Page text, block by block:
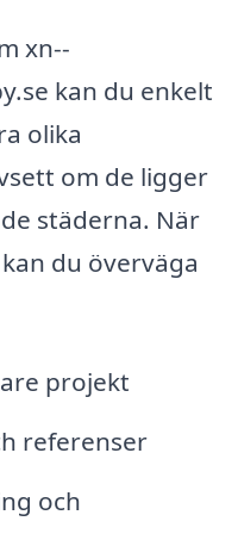
xn--
kan du enkelt
olika
om de ligger
städerna. När
du överväga
projekt
referenser
och